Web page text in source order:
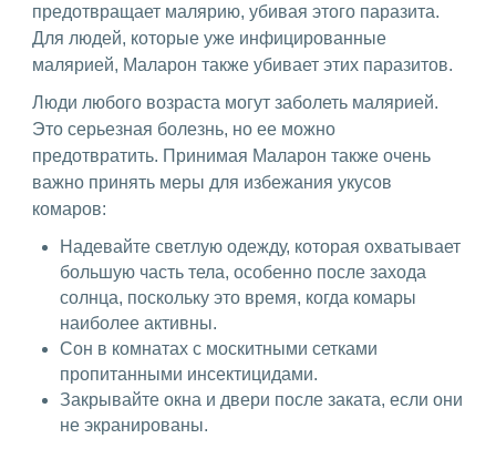
предотвращает малярию, убивая этого паразита.
Для людей, которые уже инфицированные
малярией, Маларон также убивает этих паразитов.
Люди любого возраста могут заболеть малярией.
Это серьезная болезнь, но ее можно
предотвратить. Принимая Маларон также очень
важно принять меры для избежания укусов
комаров:
Надевайте светлую одежду, которая охватывает
большую часть тела, особенно после захода
солнца, поскольку это время, когда комары
наиболее активны.
Сон в комнатах с москитными сетками
пропитанными инсектицидами.
Закрывайте окна и двери после заката, если они
не экранированы.